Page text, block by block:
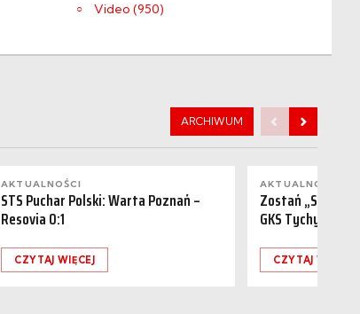
Video (950)
ARCHIWUM
AKTUALNOŚCI
STS Puchar Polski: Warta Poznań –
Resovia 0:1
CZYTAJ WIĘCEJ
AKTUALNOŚCI
Zostań
GKS Tychy
CZYTAJ WIĘCEJ